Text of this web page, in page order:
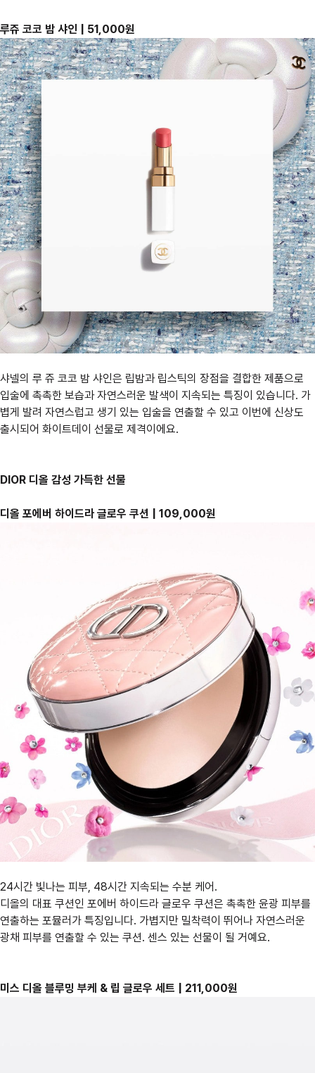
루쥬 코코 밤 샤인 | 51,000원
샤넬의 루 쥬 코코 밤 샤인은 립밤과 립스틱의 장점을 결합한 제품으로
입술에 촉촉한 보습과 자연스러운 발색이 지속되는 특징이 있습니다. 가
볍게 발려 자연스럽고 생기 있는 입술을 연출할 수 있고 이번에 신상도
출시되어 화이트데이 선물로 제격이에요.
DIOR 디올 감성 가득한 선물
디올 포에버 하이드라 글로우 쿠션 | 109,000원
24시간 빛나는 피부, 48시간 지속되는 수분 케어.
디올의 대표 쿠션인 포에버 하이드라 글로우 쿠션은 촉촉한 윤광 피부를
연출하는 포뮬러가 특징입니다. 가볍지만 밀착력이 뛰어나 자연스러운
광채 피부를 연출할 수 있는 쿠션. 센스 있는 선물이 될 거예요.
미스 디올 블루밍 부케 & 립 글로우 세트 | 211,000원